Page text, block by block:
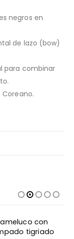
negros en
de lazo (bow)
para combinar
Este producto tiene múltiples variantes. Las opciones se pueden elegir en la página de producto